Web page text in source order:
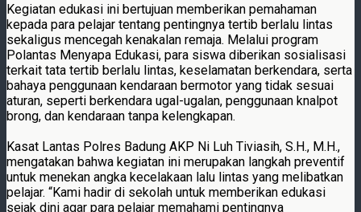
Kegiatan edukasi ini bertujuan memberikan pemahaman
kepada para pelajar tentang pentingnya tertib berlalu lintas
sekaligus mencegah kenakalan remaja. Melalui program
Polantas Menyapa Edukasi, para siswa diberikan sosialisasi
terkait tata tertib berlalu lintas, keselamatan berkendara, serta
bahaya penggunaan kendaraan bermotor yang tidak sesuai
aturan, seperti berkendara ugal-ugalan, penggunaan knalpot
brong, dan kendaraan tanpa kelengkapan.
Kasat Lantas Polres Badung AKP Ni Luh Tiviasih, S.H., M.H.,
mengatakan bahwa kegiatan ini merupakan langkah preventif
untuk menekan angka kecelakaan lalu lintas yang melibatkan
pelajar. “Kami hadir di sekolah untuk memberikan edukasi
sejak dini agar para pelajar memahami pentingnya